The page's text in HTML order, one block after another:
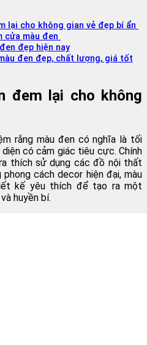
lại cho không gian vẻ đẹp bí ẩn
cửa màu đen
đẹp hiện nay
đen đẹp, chất lượng, giá tốt
đem lại cho không
rằng màu đen có nghĩa là tối
có cảm giác tiêu cực. Chính
thích sử dụng các đồ nội thất
phong cách decor hiện đại, màu
kế yêu thích để tạo ra một
huyền bí.